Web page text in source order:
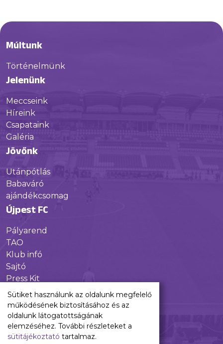
Múltunk
Történelmünk
Jelenünk
Meccseink
Híreink
Csapataink
Galéria
Jövőnk
Utánpótlás
Babaváró
ajándékcsomag
Újpest FC
Pályarend
TAO
Klub infó
Sajtó
Press Kit
Újpest FC Shop
Digitális felületeink
Facebook
Instagram
Sütiket használunk az oldalunk megfelelő
működésének biztosításához és az
oldalunk látogatottságának
elemzéséhez. További részleteket a
sütitájékoztató tartalmaz.